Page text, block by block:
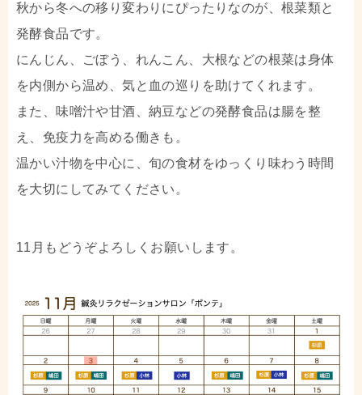
秋から冬への移り変わりにぴったりなのが、根菜類と
発酵食品です。
にんじん、ごぼう、れんこん、大根などの根菜は身体
を内側から温め、気と血の巡りを助けてくれます。
また、味噌汁や甘酒、納豆などの発酵食品は腸を整
え、免疫力を高める働きも。
温かい汁物を中心に、旬の食材をゆっくり味わう時間
を大切にしてみてください。
11月もどうぞよろしくお願いします。